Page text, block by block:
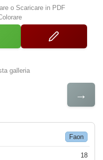
o Scaricare in PDF
galleria
→
Faon
18